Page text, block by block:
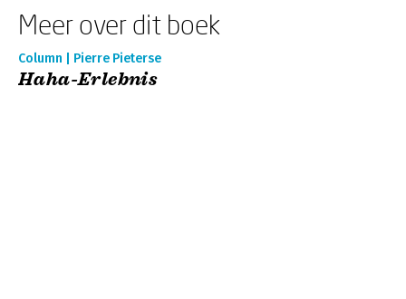
Meer over dit boek
Column | Pierre Pieterse
Haha-Erlebnis